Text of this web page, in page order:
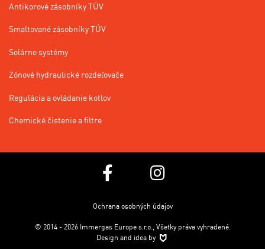
Antikorové zásobníky TÚV
Smaltované zásobníky TÚV
Solárne systémy
Zónové hydraulické rozdeľovače
Regulácia a ovládanie kotlov
Chemické čistenie a filtre
Ochrana osobných údajov
© 2014 - 2026 Immergas Europe s.r.o., Všetky práva vyhradené.
Design and idea by